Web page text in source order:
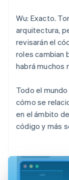
Wu: Exacto.
arquitectura,
revisarán el
roles cambian
habrá muchos
Todo el
cómo se
en el ámbito
código y más